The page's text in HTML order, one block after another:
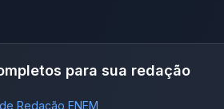
para sua redação
Redação ENEM